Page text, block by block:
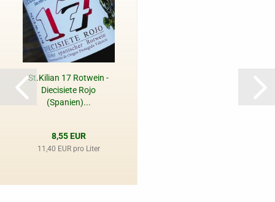
St.Kilian 17 Rotwein -
Diecisiete Rojo
(Spanien)...
8,55 EUR
11,40 EUR pro Liter